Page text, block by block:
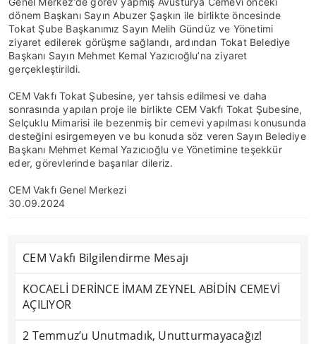
dönem Başkanı Sayın Abuzer Şaşkın ile birlikte öncesinde
Tokat Şube Başkanımız Sayın Melih Gündüz ve Yönetimi
ziyaret edilerek görüşme sağlandı, ardından Tokat Belediye
Başkanı Sayın Mehmet Kemal Yazıcıoğlu’na ziyaret
gerçekleştirildi.
CEM Vakfı Tokat Şubesine, yer tahsis edilmesi ve daha
sonrasında yapılan proje ile birlikte CEM Vakfı Tokat Şubesine,
Selçuklu Mimarisi ile bezenmiş bir cemevi yapılması konusunda
desteğini esirgemeyen ve bu konuda söz veren Sayın Belediye
Başkanı Mehmet Kemal Yazıcıoğlu ve Yönetimine teşekkür
eder, görevlerinde başarılar dileriz.
CEM Vakfı Genel Merkezi
30.09.2024
CEM Vakfı Bilgilendirme Mesajı
KOCAELİ DERİNCE İMAM ZEYNEL ABİDİN CEMEVİ
AÇILIYOR
2 Temmuz’u Unutmadık, Unutturmayacağız!